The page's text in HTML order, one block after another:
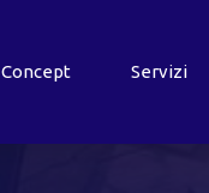
Concept Servizi